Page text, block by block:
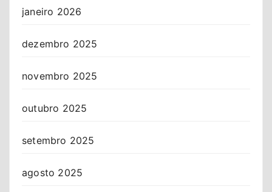
janeiro 2026
dezembro 2025
novembro 2025
outubro 2025
setembro 2025
agosto 2025